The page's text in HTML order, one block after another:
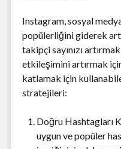
Instagram, sosyal
popülerliğini giderek
takipçi sayınızı
etkileşimini artırmak
katlamak için
stratejileri:
Doğru Hashtagları
uygun ve popüler